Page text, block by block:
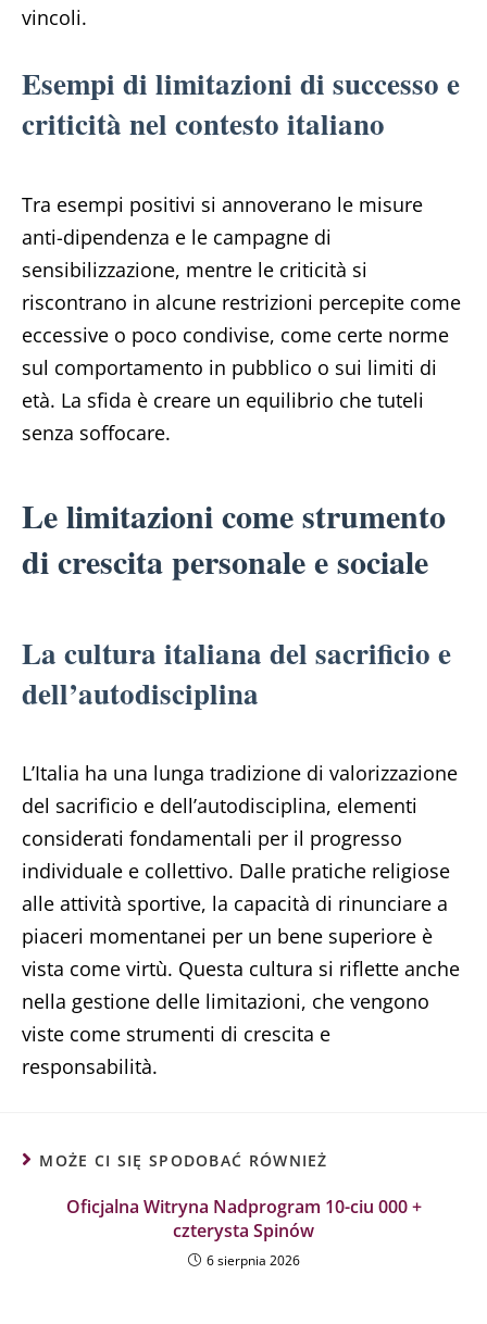
vincoli.
Esempi di limitazioni di successo e
criticità nel contesto italiano
Tra esempi positivi si annoverano le misure
anti-dipendenza e le campagne di
sensibilizzazione, mentre le criticità si
riscontrano in alcune restrizioni percepite come
eccessive o poco condivise, come certe norme
sul comportamento in pubblico o sui limiti di
età. La sfida è creare un equilibrio che tuteli
senza soffocare.
Le limitazioni come strumento
di crescita personale e sociale
La cultura italiana del sacrificio e
dell’autodisciplina
L’Italia ha una lunga tradizione di valorizzazione
del sacrificio e dell’autodisciplina, elementi
considerati fondamentali per il progresso
individuale e collettivo. Dalle pratiche religiose
alle attività sportive, la capacità di rinunciare a
piaceri momentanei per un bene superiore è
vista come virtù. Questa cultura si riflette anche
nella gestione delle limitazioni, che vengono
viste come strumenti di crescita e
responsabilità.
MOŻE CI SIĘ SPODOBAĆ RÓWNIEŻ
Oficjalna Witryna Nadprogram 10-ciu 000 +
czterysta Spinów
6 sierpnia 2026